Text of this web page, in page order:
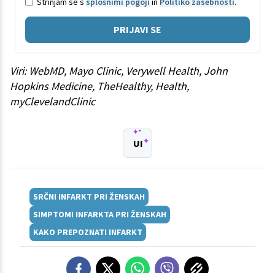
PRIJAVI SE
Viri: WebMD, Mayo Clinic, Verywell Health, John
Hopkins Medicine, TheHealthy, Health,
myClevelandClinic
UI
SRČNI INFARKT PRI ŽENSKAH
SIMPTOMI INFARKTA PRI ŽENSKAH
KAKO PREPOZNATI INFARKT